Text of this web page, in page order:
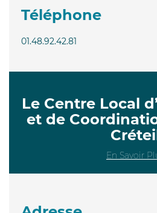
Téléphone
01.48.92.42.81
Le Centre Local
et de
En Savoir